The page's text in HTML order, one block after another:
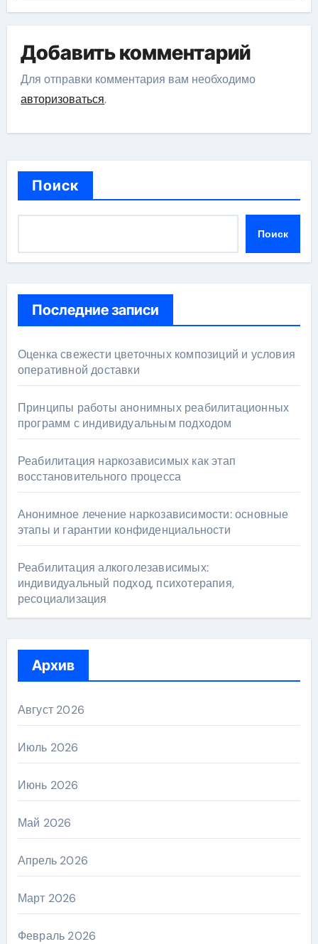
Добавить комментарий
Для отправки комментария вам необходимо
авторизоваться.
Поиск
Поиск
Последние записи
Оценка свежести цветочных композиций и условия
оперативной доставки
Принципы работы анонимных реабилитационных
программ с индивидуальным подходом
Реабилитация наркозависимых как этап
восстановительного процесса
Анонимное лечение наркозависимости: основные
этапы и гарантии конфиденциальности
Реабилитация алкоголезависимых:
индивидуальный подход, психотерапия,
ресоциализация
Архив
Август 2026
Июль 2026
Июнь 2026
Май 2026
Апрель 2026
Март 2026
Февраль 2026